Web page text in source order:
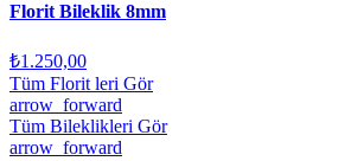
Florit Bileklik 8mm
₺1.250,00
Tüm Florit leri Gör
arrow_forward
Tüm Bileklikleri Gör
arrow_forward